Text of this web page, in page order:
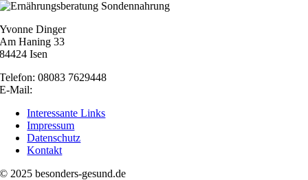
Yvonne Dinger
Am Haning 33
84424 Isen
Telefon: 08083 7629448
E-Mail:
Interessante Links
Impressum
Datenschutz
Kontakt
© 2025 besonders-gesund.de